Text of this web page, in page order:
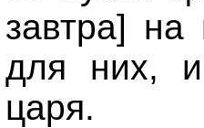
завтра] на
для них,
царя.